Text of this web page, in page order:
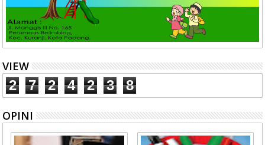
VIEW
2 7 2 4 2 3 8
OPINI